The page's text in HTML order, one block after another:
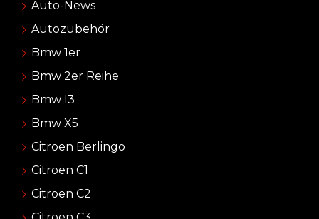
Auto-News
Autozubehör
Bmw 1er
Bmw 2er Reihe
Bmw I3
Bmw X5
Citroen Berlingo
Citroën C1
Citroen C2